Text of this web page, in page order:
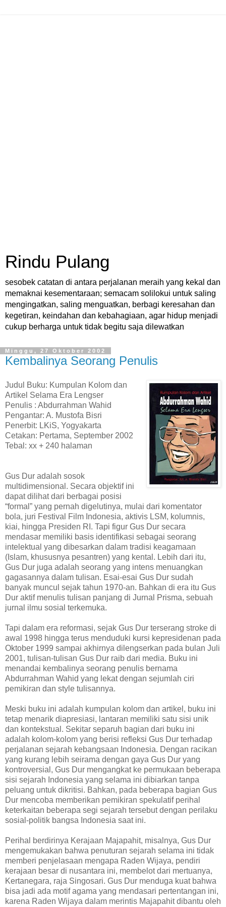
Rindu Pulang
sesobek catatan di antara perjalanan meraih yang kekal dan
memaknai kesementaraan; semacam solilokui untuk saling
mengingatkan, saling menguatkan, berbagi keresahan dan
kegetiran, keindahan dan kebahagiaan, agar hidup menjadi
cukup berharga untuk tidak begitu saja dilewatkan
Minggu, 27 Oktober 2002
Kembalinya Seorang Penulis
Judul Buku: Kumpulan Kolom dan
Artikel Selama Era Lengser
Penulis : Abdurrahman Wahid
Pengantar: A. Mustofa Bisri
Penerbit: LKiS, Yogyakarta
Cetakan: Pertama, September 2002
Tebal: xx + 240 halaman
Gus Dur adalah sosok
multidimensional. Secara objektif ini
dapat dilihat dari berbagai posisi
“formal” yang pernah digelutinya, mulai dari komentator
bola, juri Festival Film Indonesia, aktivis LSM, kolumnis,
kiai, hingga Presiden RI. Tapi figur Gus Dur secara
mendasar memiliki basis identifikasi sebagai seorang
intelektual yang dibesarkan dalam tradisi keagamaan
(Islam, khususnya pesantren) yang kental. Lebih dari itu,
Gus Dur juga adalah seorang yang intens menuangkan
gagasannya dalam tulisan. Esai-esai Gus Dur sudah
banyak muncul sejak tahun 1970-an. Bahkan di era itu Gus
Dur aktif menulis tulisan panjang di Jurnal Prisma, sebuah
jurnal ilmu sosial terkemuka.
Tapi dalam era reformasi, sejak Gus Dur terserang stroke di
awal 1998 hingga terus menduduki kursi kepresidenan pada
Oktober 1999 sampai akhirnya dilengserkan pada bulan Juli
2001, tulisan-tulisan Gus Dur raib dari media. Buku ini
menandai kembalinya seorang penulis bernama
Abdurrahman Wahid yang lekat dengan sejumlah ciri
pemikiran dan style tulisannya.
Meski buku ini adalah kumpulan kolom dan artikel, buku ini
tetap menarik diapresiasi, lantaran memiliki satu sisi unik
dan kontekstual. Sekitar separuh bagian dari buku ini
adalah kolom-kolom yang berisi refleksi Gus Dur terhadap
perjalanan sejarah kebangsaan Indonesia. Dengan racikan
yang kurang lebih seirama dengan gaya Gus Dur yang
kontroversial, Gus Dur mengangkat ke permukaan beberapa
sisi sejarah Indonesia yang selama ini dibiarkan tanpa
peluang untuk dikritisi. Bahkan, pada beberapa bagian Gus
Dur mencoba memberikan pemikiran spekulatif perihal
keterkaitan beberapa segi sejarah tersebut dengan perilaku
sosial-politik bangsa Indonesia saat ini.
Perihal berdirinya Kerajaan Majapahit, misalnya, Gus Dur
mengemukakan bahwa penuturan sejarah selama ini tidak
memberi penjelasaan mengapa Raden Wijaya, pendiri
kerajaan besar di nusantara ini, membelot dari mertuanya,
Kertanegara, raja Singosari. Gus Dur menduga kuat bahwa
bisa jadi ada motif agama yang mendasari pertentangan ini,
karena Raden Wijaya dalam merintis Majapahit dibantu oleh